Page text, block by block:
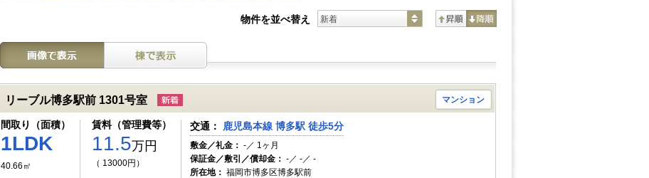
物件を並べ替え 新着
リーブル博多駅前 1301号室 マンション
間取り（面積）
1LDK
40.66㎡
賃料（管理費等）
11.5万円
（ 13000円）
交通： 鹿児島本線 博多駅 徒歩5分
敷金／礼金： -／ 1ヶ月
保証金／敷引／償却金： -／ -／ -
所在地： 福岡市博多区博多駅前